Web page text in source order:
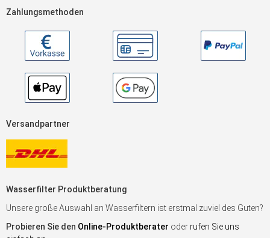
Zahlungsmethoden
Versandpartner
Wasserfilter Produktberatung
Unsere große Auswahl an Wasserfiltern ist erstmal zuviel des Guten?
Probieren Sie den Online-Produktberater oder rufen Sie uns